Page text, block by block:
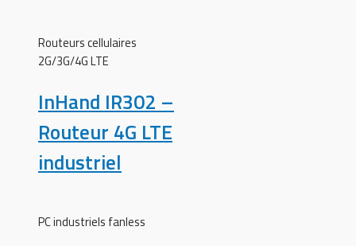
Routeurs cellulaires
2G/3G/4G LTE
InHand IR302 –
Routeur 4G LTE
industriel
PC industriels fanless